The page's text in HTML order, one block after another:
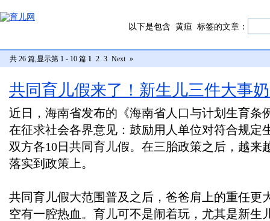
以下是包含 黄疸 标签的文章：
共 26 篇,显示第 1 - 10 篇 1 2 3 Next »
共同育儿假来了！新生儿三件大事
近日，海南省发布的《海南省人口与计划生育条
在征求社会各界意见：鼓励用人单位对符合规定
双方各10日共同育儿假。在三胎政策之后，越来
落实到政策上。
共同育儿假大范围普及之后，爸爸肩上的重任更
空有一腔热血。育儿可不是闹着玩，尤其是新生